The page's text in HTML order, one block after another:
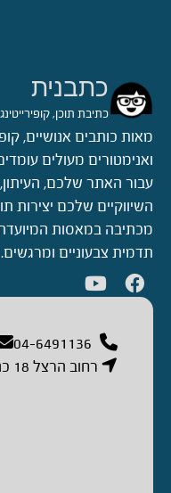
כתבנית
כתיבת תוכן, קופירייטינג
מאות כותבים אנושיים,
ואנימטורים מעולים
עבור האתר שלכם,
השיווקיים שלכם יצירות
מכתיבה במאסות
תדמית צבעוניים ומרגשים.
04-6491136
רחוב הרצל 18 כניסה א’ חדרה